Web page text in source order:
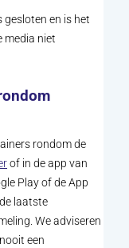
gesloten en is het
media niet
rondom de
(opent in nieuw tabblad)
of in de app van
Play of de App
laatste
We adviseren
een